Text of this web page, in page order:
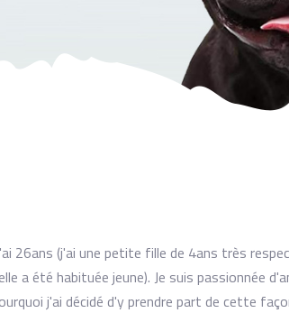
26ans (j'ai une petite fille de 4ans très
a été habituée jeune). Je suis passionnée
j'ai décidé d'y prendre part de cette